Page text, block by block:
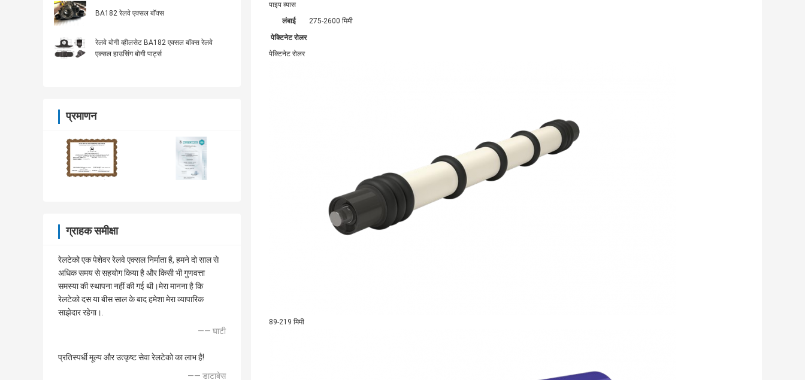
BA182 रेलवे एक्सल बॉक्स
रेलवे बोगी व्हीलसेट BA182 एक्सल बॉक्स रेलवे
एक्सल हाउसिंग बोगी पार्ट्स
प्रमाणन
ग्राहक समीक्षा
रेलटेको एक पेशेवर रेलवे एक्सल निर्माता है, हमने दो साल से
अधिक समय से सहयोग किया है और किसी भी गुणवत्ता
समस्या की स्थापना नहीं की गई थी।मेरा मानना है कि
रेलटेको दस या बीस साल के बाद हमेशा मेरा व्यापारिक
साझेदार रहेगा।.
—— घाटी
प्रतिस्पर्धी मूल्य और उत्कृष्ट सेवा रेलटेको का लाभ है!
—— डाटाबेस
पाइप व्यास
लंबाई
275-2600 मिमी
पेक्टिनेट रोलर
पेक्टिनेट रोलर
89-219 मिमी